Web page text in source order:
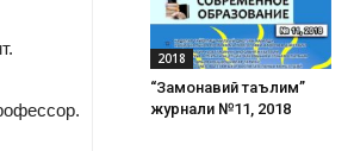
2018
“Замонавий таълим”
журнали №11, 2018